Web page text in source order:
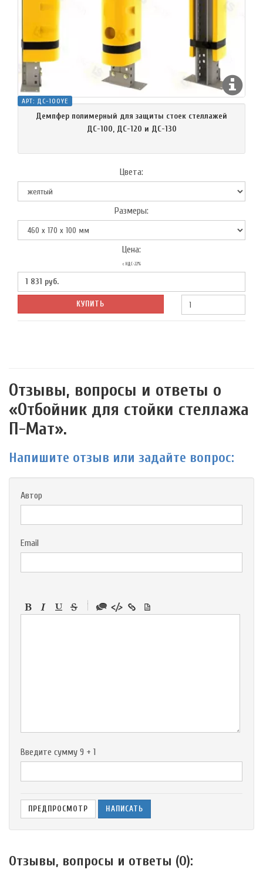
АРТ: ДС-100YE
Демпфер полимерный для защиты стоек стеллажей
ДС-100, ДС-120 и ДС-130
Цвета:
Размеры:
Цена:
с НДС-22%
1 831 руб.
КУПИТЬ
Отзывы, вопросы и ответы о
«Отбойник для стойки стеллажа
П-Мат».
Напишите отзыв или задайте вопрос:
Автор
Email
-
-
Введите сумму 9 + 1
Отзывы, вопросы и ответы (0):